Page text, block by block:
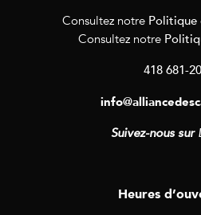
Consultez notre
Consultez notre
418 681-
Suivez-nous sur
Heures